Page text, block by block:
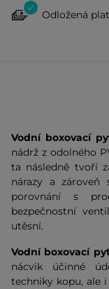
Odložená
Vodní boxovací
nádrž z odolného
ta následně tvoří
nárazy a
porovnání s
bezpečnostní
utěsní.
Vodní boxovací
nácvik účinné
techniky kopu, ale